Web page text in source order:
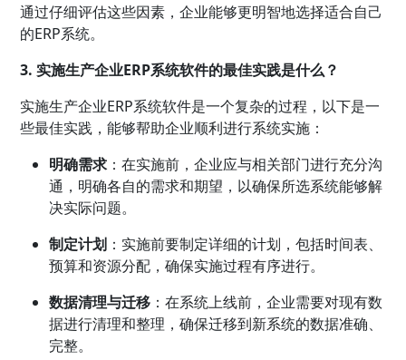
通过仔细评估这些因素，企业能够更明智地选择适合自己
的ERP系统。
3. 实施生产企业ERP系统软件的最佳实践是什么？
实施生产企业ERP系统软件是一个复杂的过程，以下是一
些最佳实践，能够帮助企业顺利进行系统实施：
明确需求 ：在实施前，企业应与相关部门进行充分沟
通，明确各自的需求和期望，以确保所选系统能够解
决实际问题。
制定计划 ：实施前要制定详细的计划，包括时间表、
预算和资源分配，确保实施过程有序进行。
数据清理与迁移 ：在系统上线前，企业需要对现有数
据进行清理和整理，确保迁移到新系统的数据准确、
完整。